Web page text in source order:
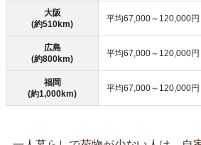
大阪
(約510km)
平均67,000～120,000円
広島
(約800km)
平均67,000～120,000円
福岡
(約1,000km)
平均67,000～120,000円